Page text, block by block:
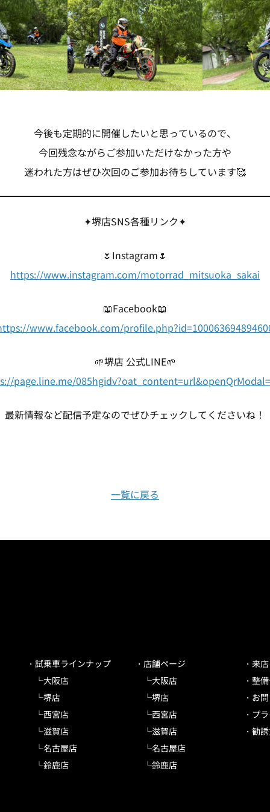
今後も定期的に開催したいと思っているので、
今回残念ながらご参加いただけなかった方や
迷われた方はぜひ次回のご参加お待ちしています🥰
✦堺店SNS各種リンク✦
🌷Instagram🌷
https://www.instagram.com/motorrad_mitsuoka_sakai
📖Facebook📖
www.facebook.com/
🌱堺店 公式LINE🌱
page.line.me/
最新情報など配信予定なのでぜひチェックしてくださいね！
一覧に戻る
試乗車ラインナップ
大阪店
堺店
西宮店
滋賀店
名古屋店
鈴鹿店
店舗ページ
大阪店
堺店
西宮店
滋賀店
名古屋店
鈴鹿店
来店
整
お
プ
勧